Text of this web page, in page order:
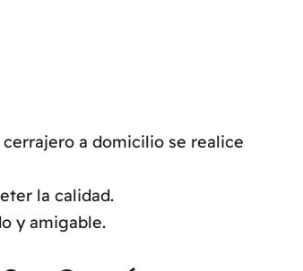
a domicilio se realice
la calidad.
y amigable.